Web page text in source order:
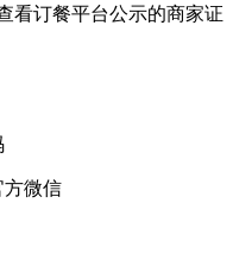
看订餐平台公示的商家证
方微信